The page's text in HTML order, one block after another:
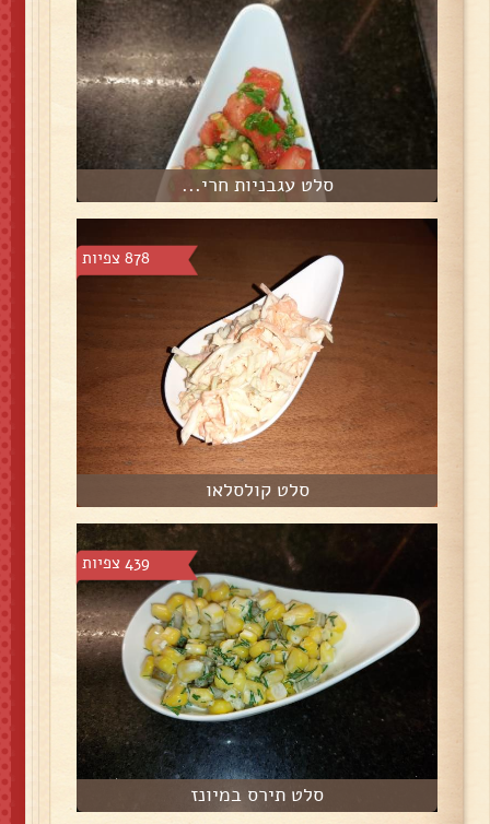
סלט עגבניות חרי...
878 צפיות
סלט קולסלאו
439 צפיות
סלט תירס במיונז